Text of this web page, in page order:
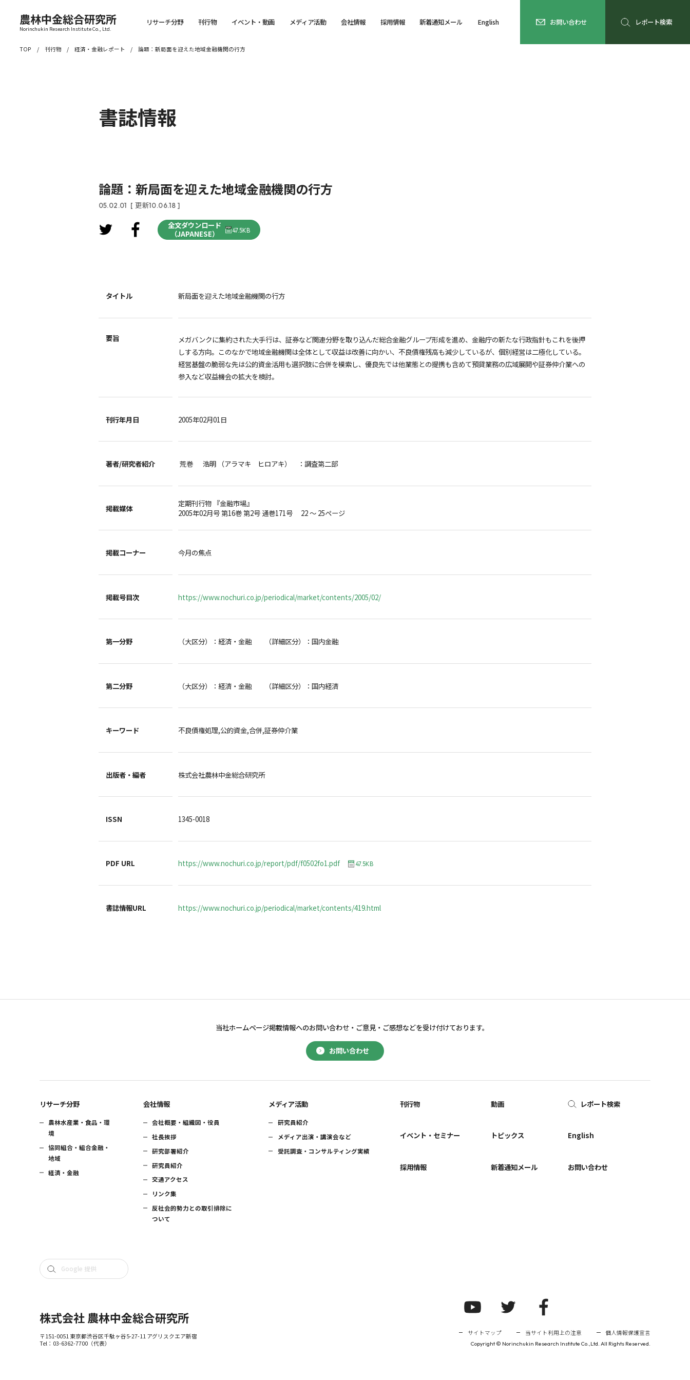
農林中金総合研究所
Norinchukin Research Institute Co., Ltd.
リサーチ分野 刊行物 イベント・動画 メディア活動 会社情報 採用情報 新着通知メール English お問い合わせ レポート検索
TOP 刊行物 経済・金融レポート 論題：新局面を迎えた地域金融機関の行方
書誌情報
論題：新局面を迎えた地域金融機関の行方
05.02.01 [ 更新10.06.18 ]
全文ダウンロード
（JAPANESE）
47.5KB
タイトル 新局面を迎えた地域金融機関の行方
要旨
メガバンクに集約された大手行は、証券など関連分野を取り込んだ総合金融グループ形成を進め、金融庁の新たな行政指針もこれを後押
しする方向。このなかで地域金融機関は全体として収益は改善に向かい、不良債権残高も減少しているが、個別経営は二極化している。
経営基盤の脆弱な先は公的資金活用も選択肢に合併を模索し、優良先では他業態との提携も含めて預貸業務の広域展開や証券仲介業への
参入など収益機会の拡大を検討。
刊行年月日 2005年02月01日
著者/研究者紹介 荒巻 浩明 （アラマキ ヒロアキ） ：調査第二部
掲載媒体
定期刊行物 『金融市場』
2005年02月号 第16巻 第2号 通巻171号 22 ～ 25ページ
掲載コーナー 今月の焦点
掲載号目次 https://www.nochuri.co.jp/periodical/market/contents/2005/02/
第一分野 （大区分）：経済・金融 （詳細区分）：国内金融
第二分野 （大区分）：経済・金融 （詳細区分）：国内経済
キーワード 不良債権処理,公的資金,合併,証券仲介業
出版者・編者 株式会社農林中金総合研究所
ISSN 1345-0018
PDF URL https://www.nochuri.co.jp/report/pdf/f0502fo1.pdf 47.5KB
書誌情報URL https://www.nochuri.co.jp/periodical/market/contents/419.html
お問い合わせ
当社ホームページ掲載情報へのお問い合わせ・ ご意見・ご感想などを受け付けております。
リサーチ分野
農林水産業・食品・環
境
協同組合・組合金融・
地域
経済・金融
会社情報
会社概要・組織図・役員
社長挨拶
研究部署紹介
研究員紹介
交通アクセス
リンク集
反社会的勢力との取引排除に
ついて
メディア活動
研究員紹介
メディア出演・講演会など
受託調査・コンサルティング実績
刊行物
イベント・セミナー
採用情報
動画
トピックス
新着通知メール
レポート検索
English
お問い合わせ
株式会社 農林中金総合研究所
〒151-0051 東京都渋谷区千駄ヶ谷5-27-11 アグリスクエア新宿
Tel： 03-6362-7700（代表）
サイトマップ 当サイト利用上の注意 個人情報保護宣言
Copyright © Norinchukin Research Institute Co.,Ltd. All Rights Reserved.